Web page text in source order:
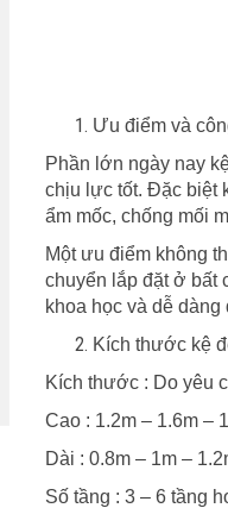
Ưu điểm và
Phần lớn ngày nay
chịu lực tốt. Đặc biệt
ẩm mốc, chống mối
Một ưu điểm không
chuyển lắp đặt ở bất
khoa học và dễ
Kích thước kệ
Kích thước : Do yêu
Cao : 1.2m – 1.6m –
Dài : 0.8m – 1m –
Số tầng : 3 – 6 tầng